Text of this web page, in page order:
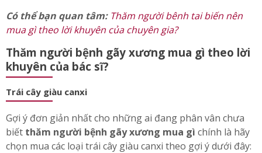
Có thể bạn quan tâm: Thăm người bênh tai biến nên
mua gì theo lời khuyên của chuyên gia?
Thăm người bệnh gãy xương mua gì theo lời
khuyên của bác sĩ?
Trái cây giàu canxi
Gợi ý đơn giản nhất cho những ai đang phân vân chưa
biết thăm người bệnh gãy xương mua gì chính là hãy
chọn mua các loại trái cây giàu canxi theo gợi ý dưới đây: